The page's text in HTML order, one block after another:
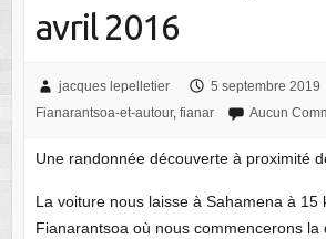
avril 2016
jacques lepelletier 5 septembre 2019
Fianarantsoa-et-autour, fianar Aucun
Une randonnée découverte à proximité
La voiture nous laisse à Sahamena à 15
Fianarantsoa où nous commencerons la